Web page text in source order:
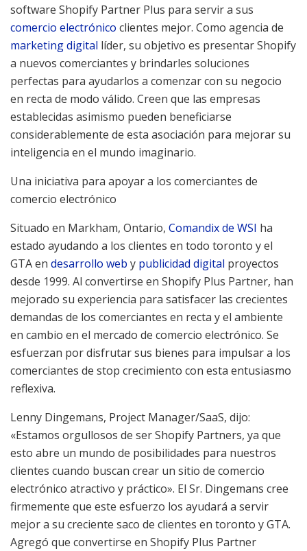
software Shopify Partner Plus para servir a sus
comercio electrónico clientes mejor. Como agencia de
marketing digital líder, su objetivo es presentar Shopify
a nuevos comerciantes y brindarles soluciones
perfectas para ayudarlos a comenzar con su negocio
en recta de modo válido. Creen que las empresas
establecidas asimismo pueden beneficiarse
considerablemente de esta asociación para mejorar su
inteligencia en el mundo imaginario.
Una iniciativa para apoyar a los comerciantes de
comercio electrónico
Situado en Markham, Ontario, Comandix de WSI ha
estado ayudando a los clientes en todo toronto y el
GTA en desarrollo web y publicidad digital proyectos
desde 1999. Al convertirse en Shopify Plus Partner, han
mejorado su experiencia para satisfacer las crecientes
demandas de los comerciantes en recta y el ambiente
en cambio en el mercado de comercio electrónico. Se
esfuerzan por disfrutar sus bienes para impulsar a los
comerciantes de stop crecimiento con esta entusiasmo
reflexiva.
Lenny Dingemans, Project Manager/SaaS, dijo:
«Estamos orgullosos de ser Shopify Partners, ya que
esto abre un mundo de posibilidades para nuestros
clientes cuando buscan crear un sitio de comercio
electrónico atractivo y práctico». El Sr. Dingemans cree
firmemente que este esfuerzo los ayudará a servir
mejor a su creciente saco de clientes en toronto y GTA.
Agregó que convertirse en Shopify Plus Partner